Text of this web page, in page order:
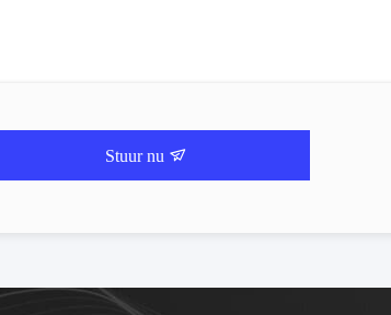
Stuur nu